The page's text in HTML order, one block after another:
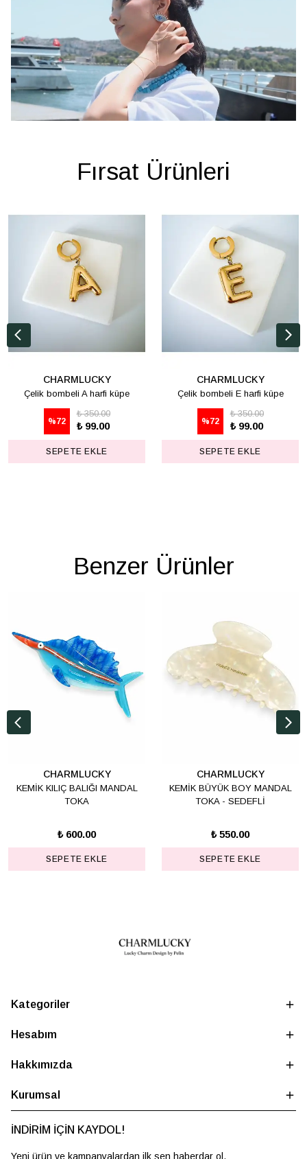
Fırsat Ürünleri
CHARMLUCKY
Çelik bombeli A harfi küpe
%72
₺ 350.00
₺ 99.00
SEPETE EKLE
CHARMLUCKY
Çelik bombeli E harfi küpe
%72
₺ 350.00
₺ 99.00
SEPETE EKLE
Benzer Ürünler
CHARMLUCKY
KEMİK KILIÇ BALIĞI MANDAL
TOKA
₺ 600.00
SEPETE EKLE
CHARMLUCKY
KEMİK BÜYÜK BOY MANDAL
TOKA - SEDEFLİ
₺ 550.00
SEPETE EKLE
Kategoriler
Hesabım
Hakkımızda
Kurumsal
İNDİRİM İÇİN KAYDOL!
Yeni ürün ve kampanyalardan ilk sen haberdar ol.